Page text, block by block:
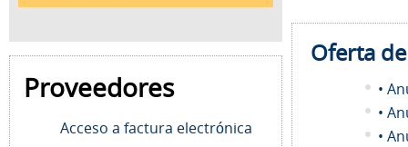
Proveedores
Acceso a factura electrónica
Oferta
•
•
•